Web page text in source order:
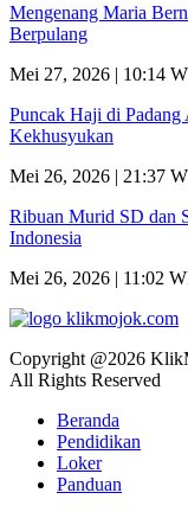
Mengenang Maria
Berpulang
Mei 27, 2026 | 10:14
Puncak Haji di Padang
Kekhusyukan
Mei 26, 2026 | 21:37
Ribuan Murid SD dan
Indonesia
Mei 26, 2026 | 11:02
Copyright @2026
All Rights Reserved
Beranda
Pendidikan
Loker
Panduan